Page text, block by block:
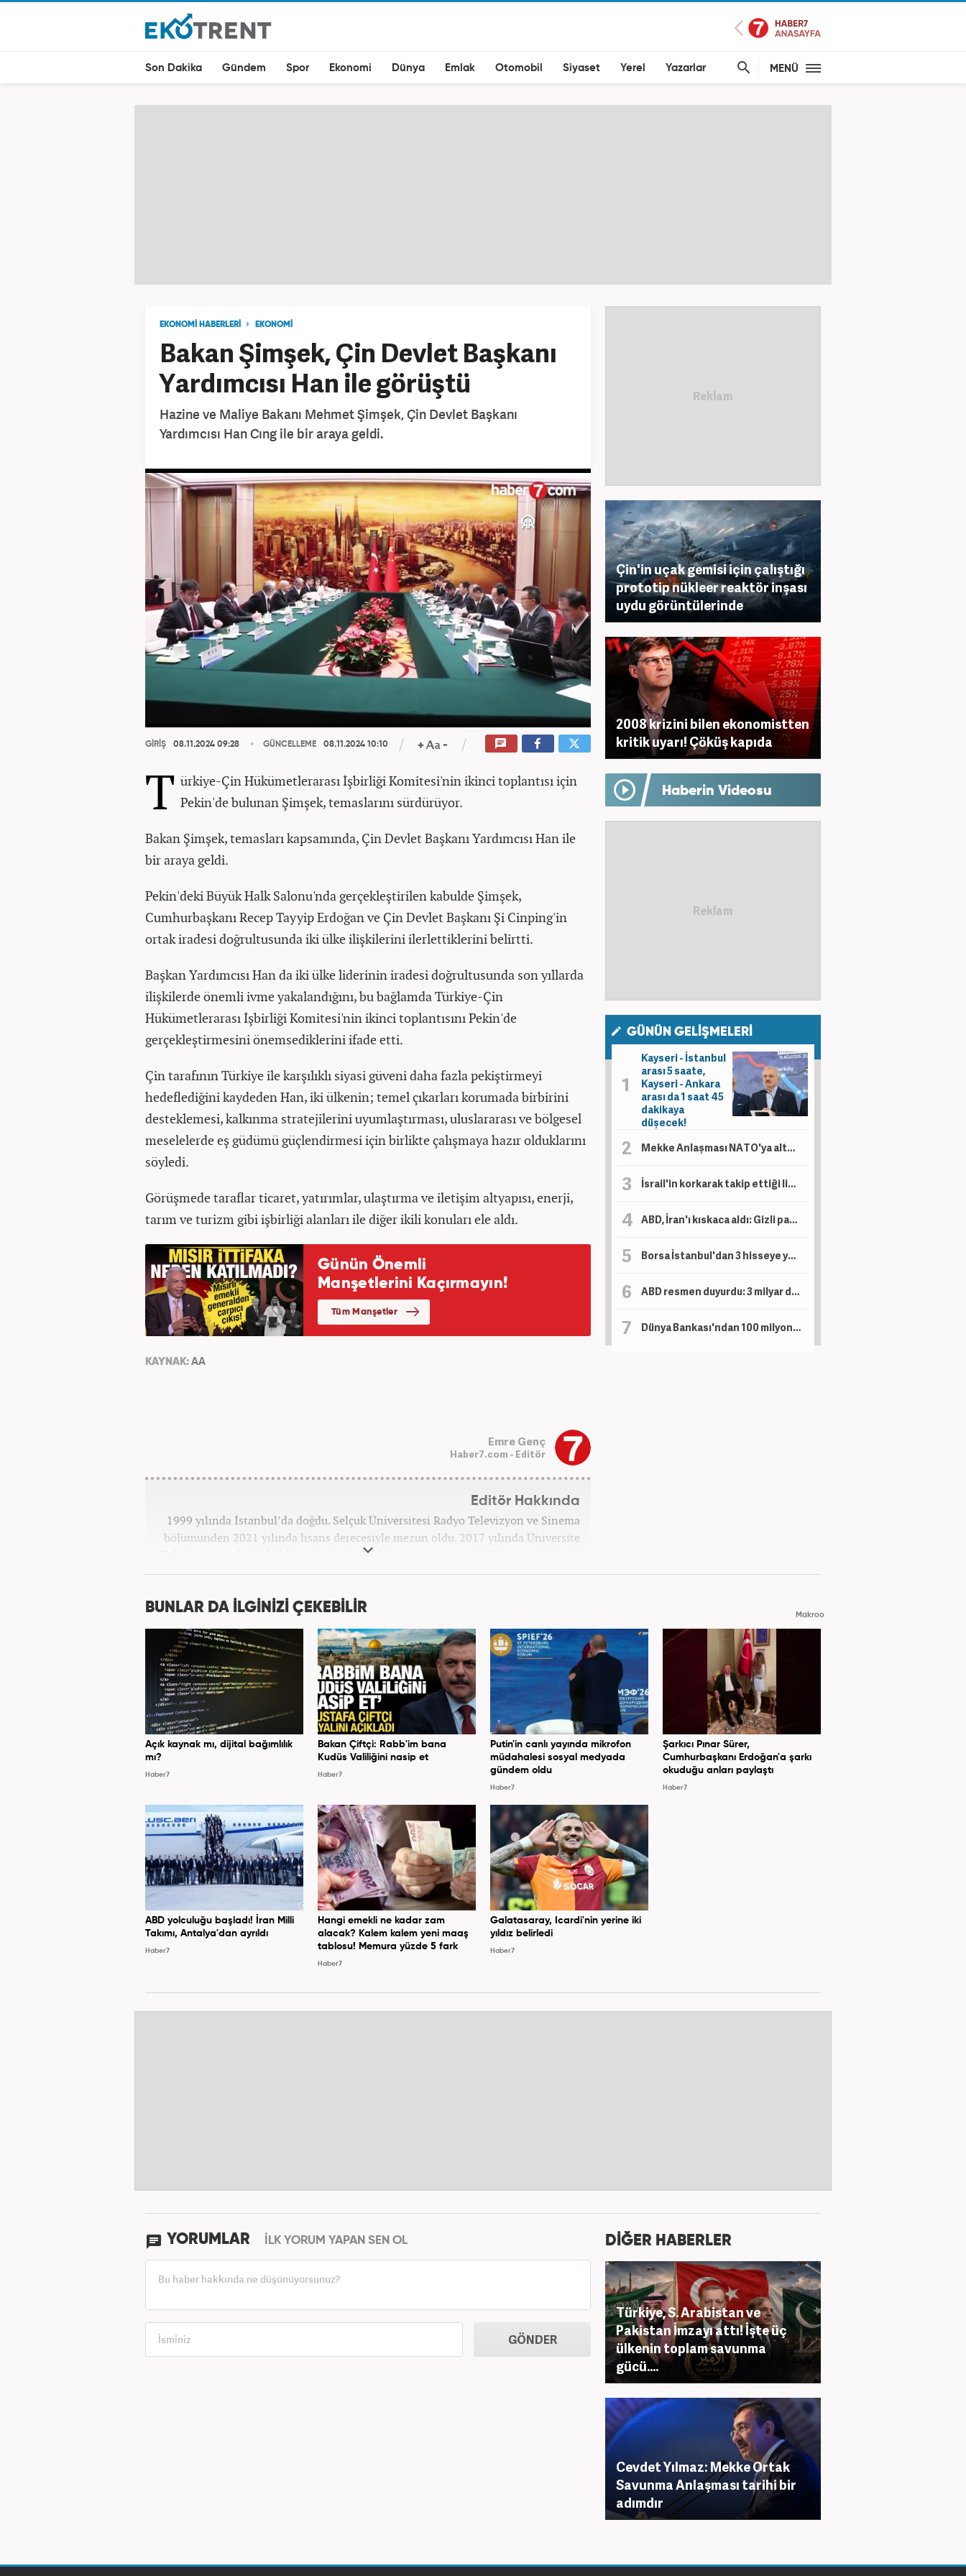
Son Dakika Gündem Spor Ekonomi Dünya Emlak Otomobil Siyaset Yerel Yazarlar MENÜ
EKONOMİ HABERLERİ EKONOMİ
Bakan Şimşek, Çin Devlet Başkanı
Yardımcısı Han ile görüştü
Hazine ve Maliye Bakanı Mehmet Şimşek, Çin Devlet Başkanı
Yardımcısı Han Cıng ile bir araya geldi.
GİRİŞ 08.11.2024 09:28 GÜNCELLEME 08.11.2024 10:10
T ürkiye-Çin Hükümetlerarası İşbirliği Komitesi'nin ikinci toplantısı için
Pekin'de bulunan Şimşek, temaslarını sürdürüyor.
Bakan Şimşek, temasları kapsamında, Çin Devlet Başkanı Yardımcısı Han ile
bir araya geldi.
Pekin'deki Büyük Halk Salonu'nda gerçekleştirilen kabulde Şimşek,
Cumhurbaşkanı Recep Tayyip Erdoğan ve Çin Devlet Başkanı Şi Cinping'in
ortak iradesi doğrultusunda iki ülke ilişkilerini ilerlettiklerini belirtti.
Başkan Yardımcısı Han da iki ülke liderinin iradesi doğrultusunda son yıllarda
ilişkilerde önemli ivme yakalandığını, bu bağlamda Türkiye-Çin
Hükümetlerarası İşbirliği Komitesi'nin ikinci toplantısını Pekin'de
gerçekleştirmesini önemsediklerini ifade etti.
Çin tarafının Türkiye ile karşılıklı siyasi güveni daha fazla pekiştirmeyi
hedeflediğini kaydeden Han, iki ülkenin; temel çıkarları korumada birbirini
desteklemesi, kalkınma stratejilerini uyumlaştırması, uluslararası ve bölgesel
meselelerde eş güdümü güçlendirmesi için birlikte çalışmaya hazır olduklarını
söyledi.
Görüşmede taraflar ticaret, yatırımlar, ulaştırma ve iletişim altyapısı, enerji,
tarım ve turizm gibi işbirliği alanları ile diğer ikili konuları ele aldı.
KAYNAK: AA
Emre Genç
Haber7.com - Editör
Editör Hakkında
1999 yılında İstanbul’da doğdu. Selçuk Üniversitesi Radyo Televizyon ve Sinema
bölümünden 2021 yılında lisans derecesiyle mezun oldu. 2017 yılında Üniversite
Televizyonu’nda başladığı kariyerinde 3 yıl boyunca spor spikerliği ve muhabirliği
görevlerinde bulundu. Daha sonra 2020 yılında özel bir haber kanalında haber ve
bulundu. 2024 Mayıs ayından itibaren Kanal 7 Medya Grubu’na bağlı
Çin'in uçak gemisi için çalıştığı
prototip nükleer reaktör inşası
uydu görüntülerinde
2008 krizini bilen ekonomistten
kritik uyarı! Çöküş kapıda
Haberin Videosu
GÜNÜN GELİŞMELERİ
Kayseri - İstanbul
arası 5 saate,
Kayseri - Ankara
arası da 1 saat 45
dakikaya
düşecek!
Mekke Anlaşması NATO'ya alternatif bir yapı değil!
İsrail'in korkarak takip ettiği liste! İşte dünyanın en güçlü İslam orduları...
ABD, İran'ı kıskaca aldı: Gizli para ağı deşifre oldu!
Borsa İstanbul'dan 3 hisseye yeni tedbir kararı
ABD resmen duyurdu: 3 milyar dolar yatırım yapacaklar!
Dünya Bankası'ndan 100 milyon dolarlık hibe! Artık eskisi gibi olmayacak
BUNLAR DA İLGİNİZİ ÇEKEBİLİR Makroo
Açık kaynak mı, dijital bağımlılık
mı?
Haber7
Bakan Çiftçi: Rabb'im bana
Kudüs Valiliğini nasip et
Haber7
Putin'in canlı yayında mikrofon
müdahalesi sosyal medyada
gündem oldu
Haber7
Şarkıcı Pınar Sürer,
Cumhurbaşkanı Erdoğan'a şarkı
okuduğu anları paylaştı
Haber7
ABD yolculuğu başladı! İran Milli
Takımı, Antalya'dan ayrıldı
Haber7
Hangi emekli ne kadar zam
alacak? Kalem kalem yeni maaş
tablosu! Memura yüzde 5 fark
Haber7
Galatasaray, Icardi'nin yerine iki
yıldız belirledi
Haber7
YORUMLAR İLK YORUM YAPAN SEN OL
GÖNDER
DİĞER HABERLER
Türkiye, S. Arabistan ve
Pakistan İmzayı attı! İşte üç
ülkenin toplam savunma
gücü....
Cevdet Yılmaz: Mekke Ortak
Savunma Anlaşması tarihi bir
adımdır